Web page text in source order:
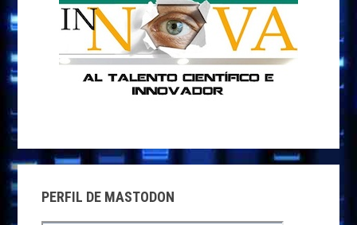
PERFIL DE MASTODON